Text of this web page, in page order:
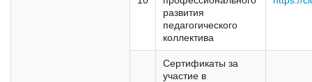
развития
педагогического
коллектива
Сертификаты за
участие в